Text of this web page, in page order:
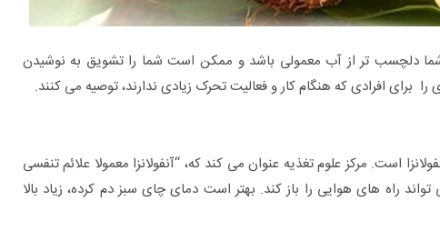
دلچسب تر از آب معمولی باشد و ممکن است شما را تشویق به نوشیدن
افرادی که هنگام کار و فعالیت تحرک زیادی ندارند، توصیه می کنند.
است. مرکز علوم تغذیه عنوان می کند که، “آنفولانزا معمولا علائم تنفسی
راه های هوایی را باز کند. بهتر است دمای چای سبز دم کرده، زیاد بالا